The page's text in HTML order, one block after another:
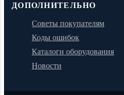
ДОПОЛНИТЕЛЬНО
Советы покупателям
Коды ошибок
Каталоги оборудования
Новости